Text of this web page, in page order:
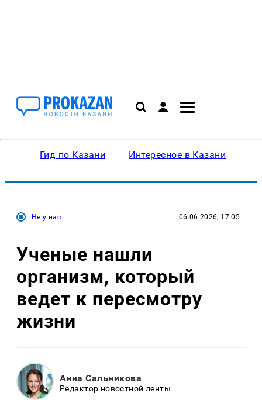
Гид по Казани Интересное в Казани
Не у нас 06.06.2026, 17:05
Ученые нашли
организм, который
ведет к пересмотру
жизни
Анна Сальникова
Редактор новостной ленты